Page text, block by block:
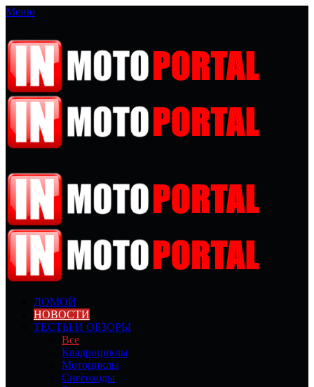
Меню
ДОМОЙ
НОВОСТИ
ТЕСТЫ И ОБЗОРЫ
Все
Квадроциклы
Мотоциклы
Снегоходы